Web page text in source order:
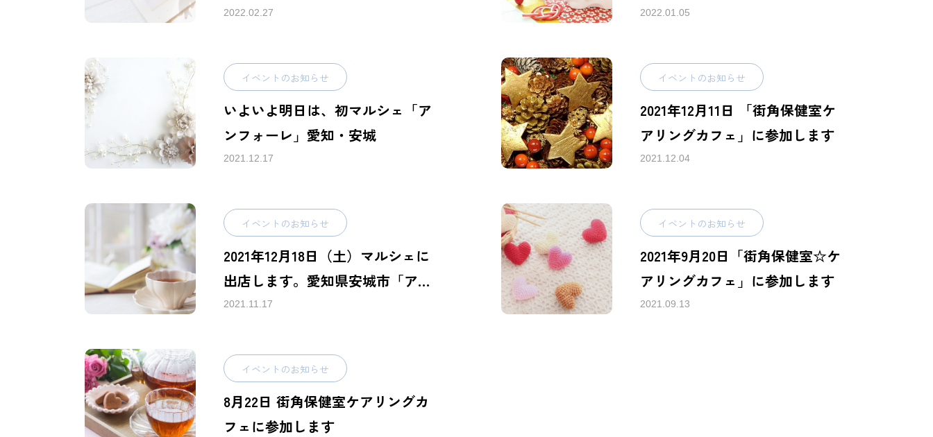
ォーレ」
2022.02.27 2022.01.05
イベントのお知らせ
いよいよ明日は、初マルシェ「ア
ンフォーレ」愛知・安城
2021.12.17
イベントのお知らせ
2021年12月11日 「街角保健室ケ
アリングカフェ」に参加します
2021.12.04
イベントのお知らせ
2021年12月18日（土）マルシェに
出店します。愛知県安城市「アン
フォーレ」
2021.11.17
イベントのお知らせ
2021年9月20日「街角保健室☆ケ
アリングカフェ」に参加します
2021.09.13
イベントのお知らせ
8月22日 街角保健室ケアリングカ
フェに参加します